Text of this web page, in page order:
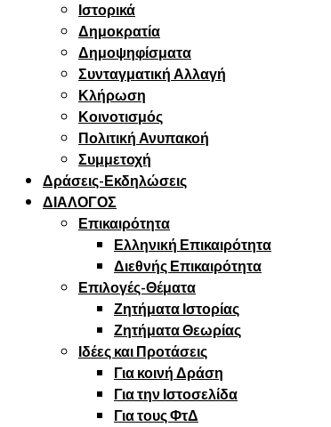
Ιστορικά
Δημοκρατία
Δημοψηφίσματα
Συνταγματική Αλλαγή
Κλήρωση
Κοινοτισμός
Πολιτική Ανυπακοή
Συμμετοχή
Δράσεις-Εκδηλώσεις
ΔΙΑΛΟΓΟΣ
Επικαιρότητα
Ελληνική Επικαιρότητα
Διεθνής Επικαιρότητα
Επιλογές-Θέματα
Ζητήματα Ιστορίας
Ζητήματα Θεωρίας
Ιδέες και Προτάσεις
Για κοινή Δράση
Για την Ιστοσελίδα
Για τους ΦτΔ